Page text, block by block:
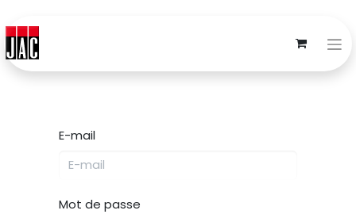
E-mail
Mot de passe